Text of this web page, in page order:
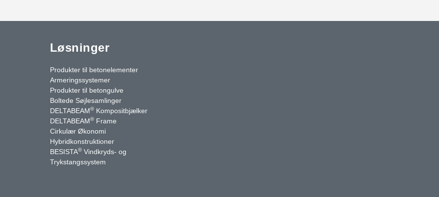
Løsninger
Produkter til betonelementer
Armeringssystemer
Produkter til betongulve
Boltede Søjlesamlinger
DELTABEAM® Kompositbjælker
DELTABEAM® Frame
Cirkulær Økonomi
Hybridkonstruktioner
BESISTA® Vindkryds- og
Trykstangssystem